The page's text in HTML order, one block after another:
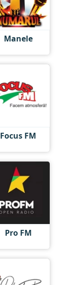
Manele
Focus FM
Pro FM